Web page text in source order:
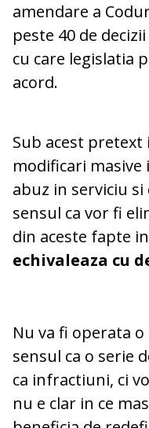
amendare a
peste 40 de
cu care legislatia
acord.
Sub acest
modificari masive
abuz in serviciu
sensul ca vor fi
din aceste fapte
echivaleaza cu
Nu va fi operata
sensul ca o serie
ca infractiuni, ci
nu e clar in ce